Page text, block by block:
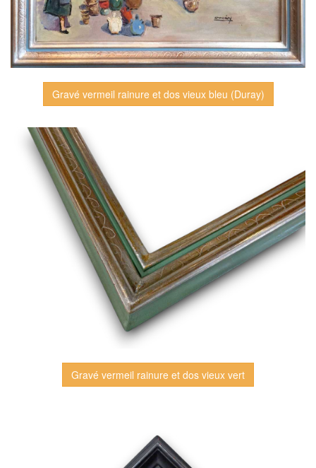
Gravé vermeil rainure et dos vieux bleu (Duray)
Gravé vermeil rainure et dos vieux vert